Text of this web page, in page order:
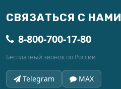
СВЯЗАТЬСЯ С НАМИ
8-800-700-17-80
Бесплатный звонок по России
Telegram MAX